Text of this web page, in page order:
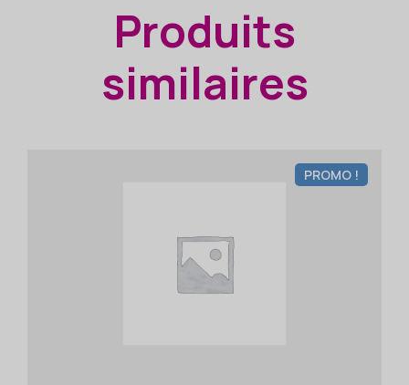
Produits
similaires
PROMO !